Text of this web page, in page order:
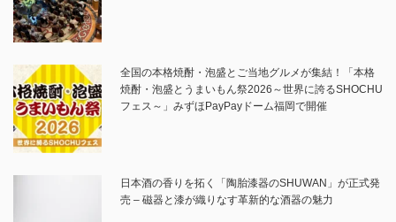
全国の本格焼酎・泡盛とご当地グルメが集結！「本格
焼酎・泡盛とうまいもん祭2026～世界に誇るSHOCHU
フェス～」みずほPayPayドーム福岡で開催
日本酒の香りを拓く「陶胎漆器のSHUWAN」が正式発
売 – 磁器と漆が織りなす革新的な酒器の魅力